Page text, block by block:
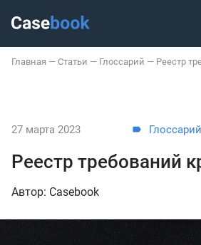
Главная — Статьи — Глоссарий — Реестр
27 марта 2023 Глоссарий
Реестр требований
Автор: Casebook